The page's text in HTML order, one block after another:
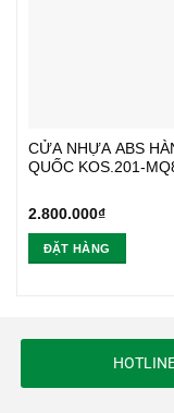
CỬA NHỰA ABS
QUỐC KOS.201-
2.800.000₫
ĐẶT HÀNG